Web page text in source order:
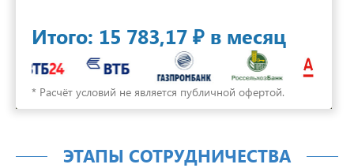
Итого: 15 783,17 ₽ в месяц
* Расчёт условий не является публичной офертой.
ЭТАПЫ СОТРУДНИЧЕСТВА